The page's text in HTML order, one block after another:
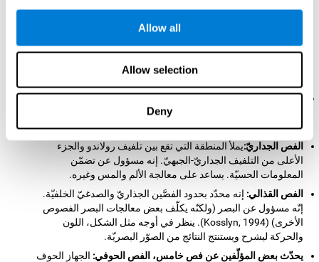
Allow all
Allow selection
Deny
خلف الجبهة، ويتّسع من الجزء الأماميّ إلى تلفييف رولاندو. إنّه
مركزة القيادة والمراقبة لدماغك، "مدير الجوفة الكبير". يتعلّق
متضمّن في التخطيط، الاستدلال وحلّ المشاكل، العقل، مراقبة
الإندفاع، تنظيم الشعور، مثل التقمّص العاطفيّ والكرامة، وتنظيم
الفص الصدغي:إنه منفصل عن الفص الجبهي والجداريّ بتلفيف
سلبيو وحدود الفص الغربيّ. يتدخّل في المعالجة السمعيّة واللغة.
يتضمّن في أعمال الذاكرة وتنظيم الشعور.
الفص الجداريّ:يملأ المنطقة التي تقع بين تلفيف رولاندو والجزء
الأعلى من التلفيف الجداريّ-الجبهيّ. إنه مسؤول عن تضمّن
المعلومات الحسيّة. يساعد على معالجة الألم والمس وغيره.
الفص القذالي: إنه محدّد بحدود الفصَّين الجذاريّ والصدغيّ الخلفيّة.
إنّه مسؤول عن البصر (ولكنّه يكلّف بعض معالجات البصر الفصوص
الأخرى) (Kosslyn, 1994). ينظر في أوجه مثل الشكل، اللون
والحركة ليشرح ويستنتج النتائج من الصوّر البصريّة.
يحدّث بعض المؤلّفين عن فص خامس، الفص الحوفي: الجهاز الحوف